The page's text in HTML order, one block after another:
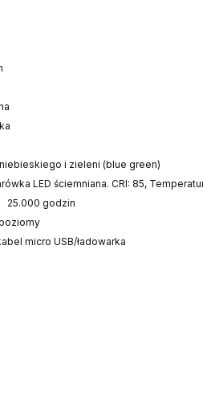
i zieleni (blue green)
LED ściemniana. CRI: 85,
25.000 godzin
micro USB/ładowarka